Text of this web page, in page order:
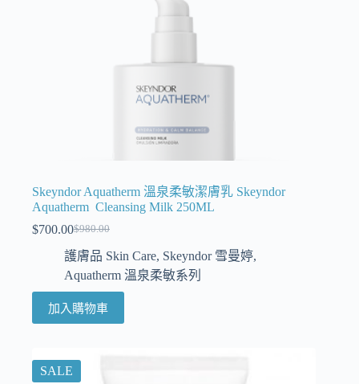
Skeyndor Aquatherm 溫泉柔敏潔膚乳 Skeyndor
Aquatherm Cleansing Milk 250ML
$980.00
$700.00
護膚品 Skin Care, Skeyndor 雪曼婷,
Aquatherm 溫泉柔敏系列
加入購物車
SALE